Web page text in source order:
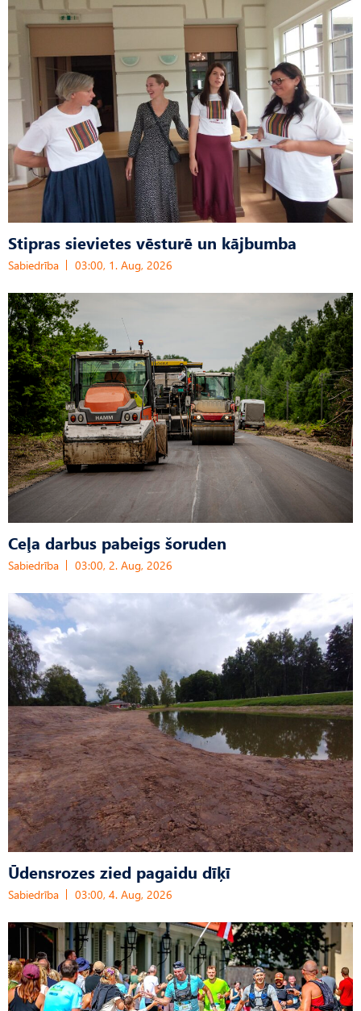
Stipras sievietes vēsturē un kājbumba
Sabiedrība 03:00, 1. Aug, 2026
Ceļa darbus pabeigs šoruden
Sabiedrība 03:00, 2. Aug, 2026
Ūdensrozes zied pagaidu dīķī
Sabiedrība 03:00, 4. Aug, 2026